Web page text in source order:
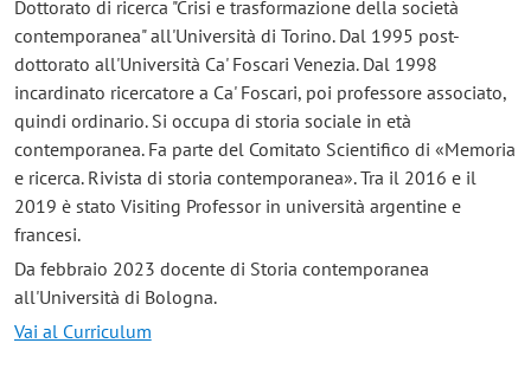
Dottorato di ricerca "Crisi e trasformazione della società
contemporanea" all'Università di Torino. Dal 1995 post-
dottorato all'Università Ca' Foscari Venezia. Dal 1998
incardinato ricercatore a Ca' Foscari, poi professore associato,
quindi ordinario. Si occupa di storia sociale in età
contemporanea. Fa parte del Comitato Scientifico di «Memoria
e ricerca. Rivista di storia contemporanea». Tra il 2016 e il
2019 è stato Visiting Professor in università argentine e
francesi.
Da febbraio 2023 docente di Storia contemporanea
all'Università di Bologna.
Vai al Curriculum